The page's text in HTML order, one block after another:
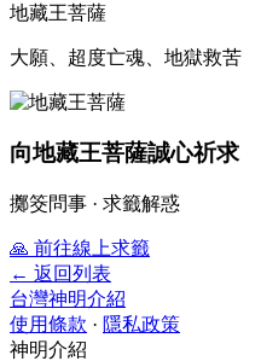
地藏王菩薩
大願、超度亡魂、地獄救苦
向地藏王菩薩誠心祈求
擲筊問事 · 求籤解惑
🙏 前往線上求籤
← 返回列表
台灣神明介紹
使用條款 · 隱私政策
神明介紹